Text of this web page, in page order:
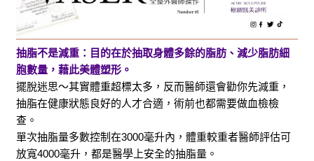
抽脂不是減重：目的在於抽取身體多餘的脂肪、減少脂肪細
胞數量，藉此美體塑形。
擺脫迷思～其實體重超標太多，反而醫師還會勸你先減重，
抽脂在健康狀態良好的人才合適，術前也都需要做血檢檢
查。
單次抽脂量多數控制在3000毫升內，體重較重者醫師評估可
放寬4000毫升，都是醫學上安全的抽脂量。